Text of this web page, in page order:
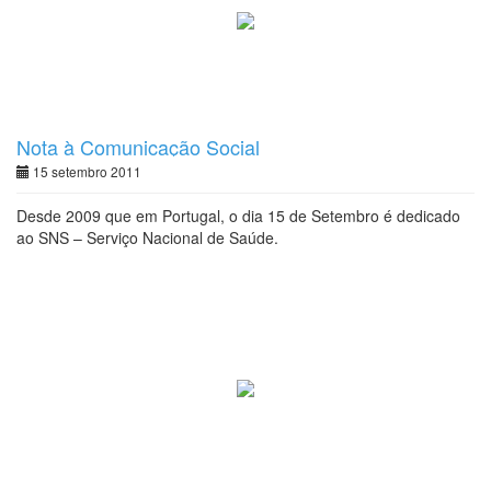
Nota à Comunicação Social
15 setembro 2011
Desde 2009 que em Portugal, o dia 15 de Setembro é dedicado
ao SNS – Serviço Nacional de Saúde.